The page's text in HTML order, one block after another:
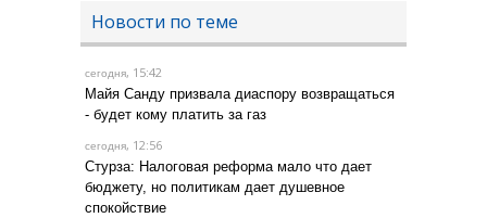
Новости по теме
сегодня, 15:42
Майя Санду призвала диаспору возвращаться
- будет кому платить за газ
сегодня, 12:56
Стурза: Налоговая реформа мало что дает
бюджету, но политикам дает душевное
спокойствие